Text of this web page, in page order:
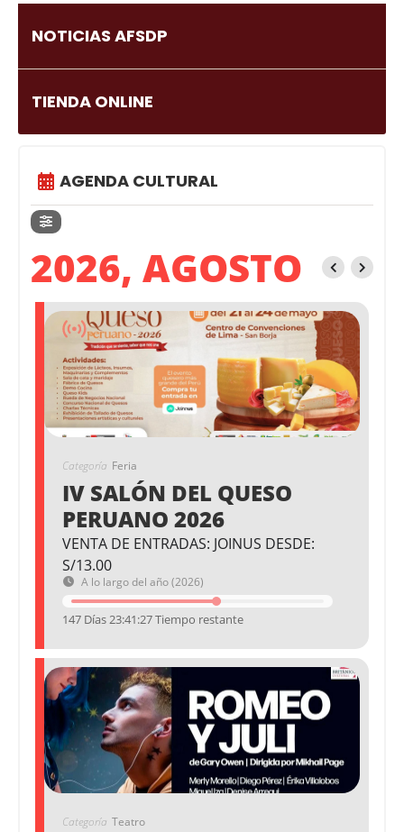
NOTICIAS AFSDP
TIENDA ONLINE
AGENDA CULTURAL
2026, AGOSTO
Categoría Feria
IV SALÓN DEL QUESO
PERUANO 2026
VENTA DE ENTRADAS: JOINUS DESDE:
S/13.00
A lo largo del año (2026)
147 Días 23:41:26 Tiempo restante
Categoría Teatro